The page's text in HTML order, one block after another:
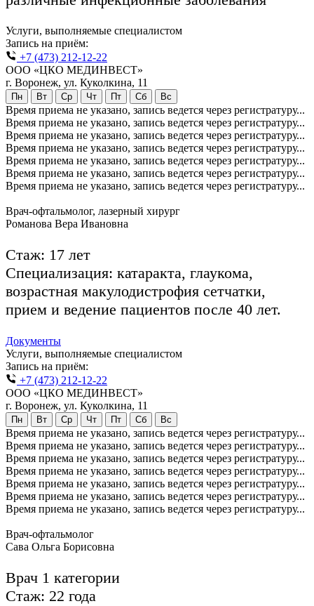
Услуги, выполняемые специалистом
Запись на приём:
+7 (473) 212-12-22
ООО «ЦКО МЕДИНВЕСТ»
г. Воронеж, ул. Куколкина, 11
Пн Вт Ср Чт Пт Сб Вс
Время приема не указано, запись ведется через регистратуру...
Время приема не указано, запись ведется через регистратуру...
Время приема не указано, запись ведется через регистратуру...
Время приема не указано, запись ведется через регистратуру...
Время приема не указано, запись ведется через регистратуру...
Время приема не указано, запись ведется через регистратуру...
Время приема не указано, запись ведется через регистратуру...
Врач-офтальмолог, лазерный хирург
Романова Вера Ивановна
Стаж: 17 лет
Специализация: катаракта, глаукома,
возрастная макулодистрофия сетчатки,
прием и ведение пациентов после 40 лет.
Документы
Услуги, выполняемые специалистом
Запись на приём:
+7 (473) 212-12-22
ООО «ЦКО МЕДИНВЕСТ»
г. Воронеж, ул. Куколкина, 11
Пн Вт Ср Чт Пт Сб Вс
Время приема не указано, запись ведется через регистратуру...
Время приема не указано, запись ведется через регистратуру...
Время приема не указано, запись ведется через регистратуру...
Время приема не указано, запись ведется через регистратуру...
Время приема не указано, запись ведется через регистратуру...
Время приема не указано, запись ведется через регистратуру...
Время приема не указано, запись ведется через регистратуру...
Врач-офтальмолог
Сава Ольга Борисовна
Врач 1 категории
Стаж: 22 года